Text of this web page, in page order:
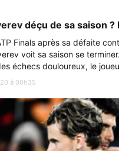
déçu de sa saison ?
Finals après sa défaite
voit sa saison se
échecs douloureux, le
à 00h35